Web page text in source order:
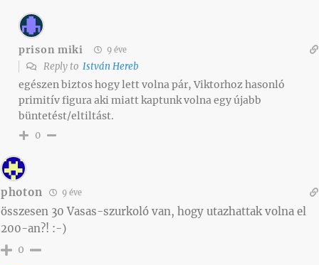
prison miki 9 éve
Reply to István Hereb
egészen biztos hogy lett volna pár, Viktorhoz hasonló
primitív figura aki miatt kaptunk volna egy újabb
büntetést/eltiltást.
0
photon 9 éve
összesen 30 Vasas-szurkoló van, hogy utazhattak volna el
200-an?! :-)
0